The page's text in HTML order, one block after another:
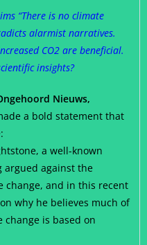
“There is no climate
alarmist narratives.
CO2 are beneficial.
insights?
Nieuws,
a bold statement that
a well-known
argued against the
change, and in this recent
why he believes much of
is based on